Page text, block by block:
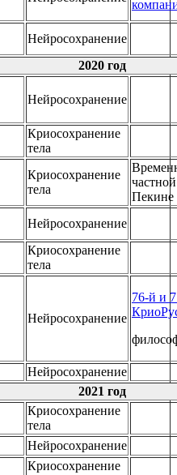
Нейросохранение
2020 год
Нейросохранение
Криосохранение
тела
Криосохранение
тела
Пекине
Нейросохранение
Криосохранение
тела
Нейросохранение
76-й и
Нейросохранение
2021 год
Криосохранение
тела
Нейросохранение
Криосохранение